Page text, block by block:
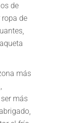
de
de
más
más